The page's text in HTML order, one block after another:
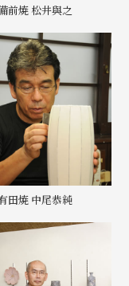
前焼 松井與之
田焼 中尾恭純